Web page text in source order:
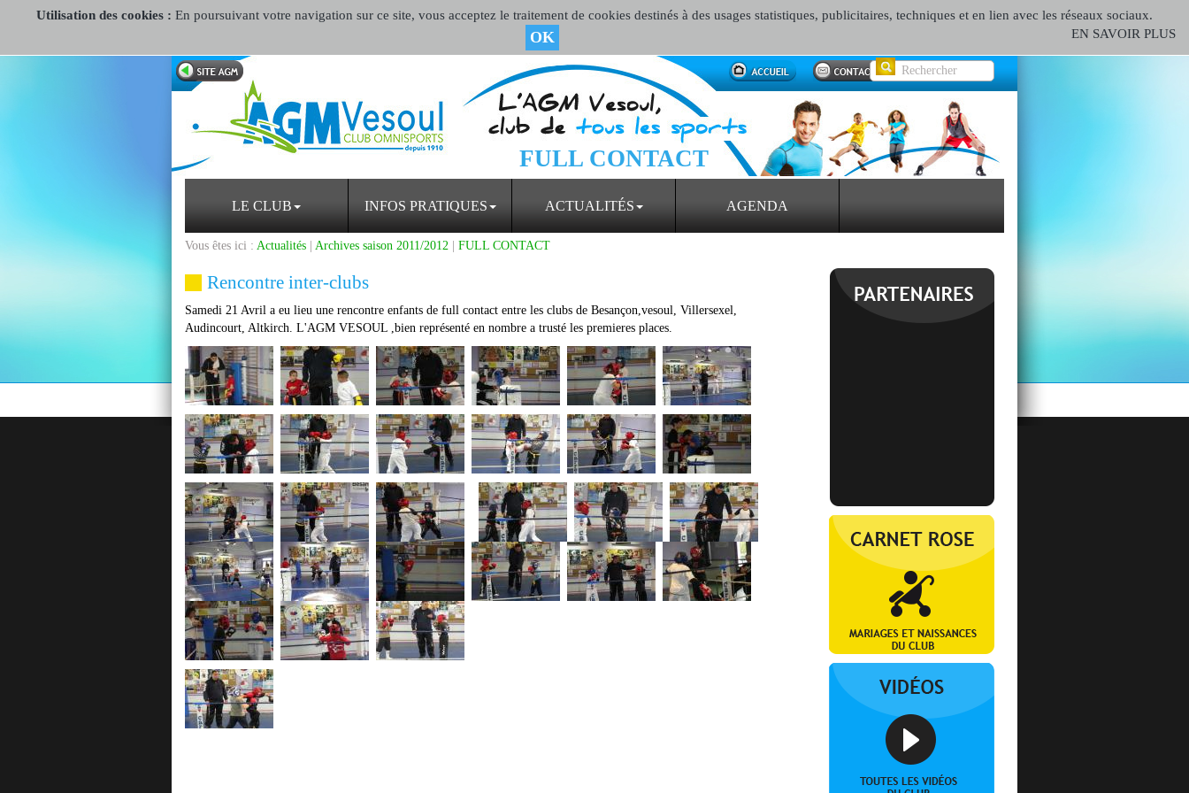
Utilisation des cookies : En poursuivant votre navigation sur ce site, vous acceptez le traitement de cookies destinés à des usages statistiques, publicitaires, techniques et en lien avec les réseaux sociaux.
OK EN SAVOIR PLUS
FULL CONTACT
LE CLUB INFOS PRATIQUES ACTUALITÉS AGENDA
Vous êtes ici : Actualités Archives saison 2011/2012 FULL CONTACT
Rencontre inter-clubs
Samedi 21 Avril a eu lieu une rencontre enfants de full contact entre les clubs de Besançon,vesoul, Villersexel,
Audincourt, Altkirch. L'AGM VESOUL ,bien représenté en nombre a trusté les premieres places.